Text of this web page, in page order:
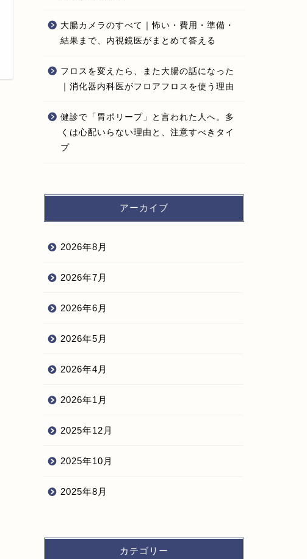
大腸カメラのすべて｜怖い・費用・準備・
結果まで、内視鏡医がまとめて答える
フロスを変えたら、また大腸の話になった
｜消化器内科医がフロアフロスを使う理由
健診で「胃ポリープ」と言われた人へ。多
くは心配いらない理由と、注意すべきタイ
プ
アーカイブ
2026年8月
2026年7月
2026年6月
2026年5月
2026年4月
2026年1月
2025年12月
2025年10月
2025年8月
カテゴリー